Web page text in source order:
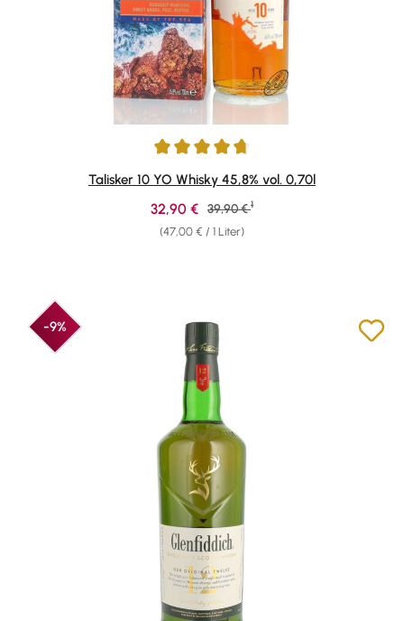
Durchschnittliche Bewertung von 4.78 von 5 Sternen
Talisker 10 YO Whisky 45,8% vol. 0,70l
(47,00 € / 1 Liter)
Verkaufspreis:
32,90 € Regulärer Preis:
39,90 € 1
-9%